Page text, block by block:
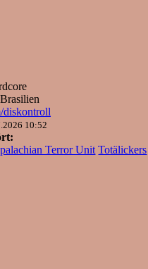
diskontroll
10:52
Terror Unit Totälickers